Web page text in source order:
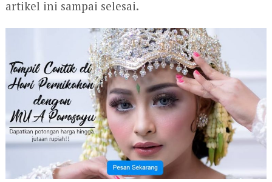
artikel ini sampai selesai.